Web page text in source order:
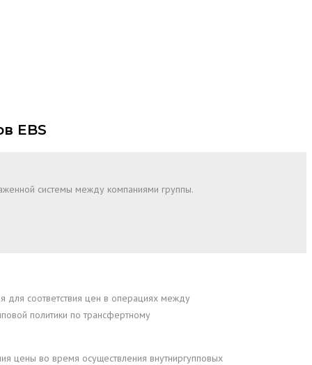
EBS
системы между компаниями группы.
для соответствия цен в операциях между
политики по трансфертному
во время осуществления внутниргупповых